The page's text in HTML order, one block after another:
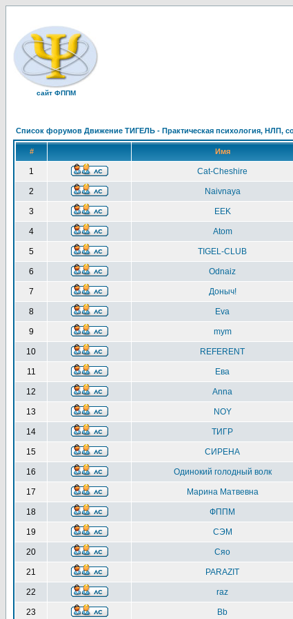
сайт ФППМ
Список форумов Движение ТИГЕЛЬ - Практическая психология, НЛП,
# Имя
1 Cat-Cheshire
2 Naivnaya
3 EEK
4 Atom
5 TIGEL-CLUB
6 Odnaiz
7 Доныч!
8 Eva
9 mym
10 REFERENT
11 Ева
12 Anna
13 NOY
14 ТИГР
15 СИРЕНА
16 Одинокий голодный волк
17 Марина Матвевна
18 ФППМ
19 СЭМ
20 Сяо
21 PARAZIT
22 raz
23 Bb